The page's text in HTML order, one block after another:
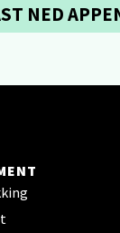
NED
6, 1400 Ski